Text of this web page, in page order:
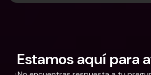
Estamos aquí para